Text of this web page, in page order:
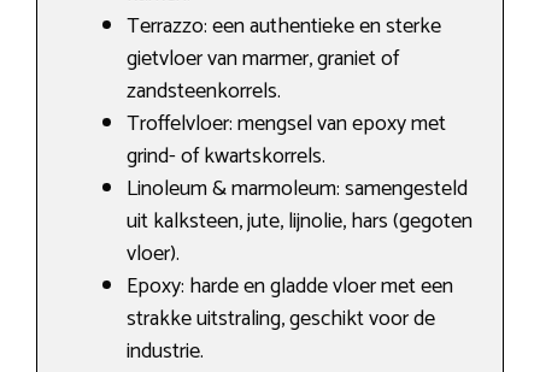
Terrazzo: een authentieke en sterke
gietvloer van marmer, graniet of
zandsteenkorrels.
Troffelvloer: mengsel van epoxy met
grind- of kwartskorrels.
Linoleum & marmoleum: samengesteld
uit kalksteen, jute, lijnolie, hars (gegoten
vloer).
Epoxy: harde en gladde vloer met een
strakke uitstraling, geschikt voor de
industrie.